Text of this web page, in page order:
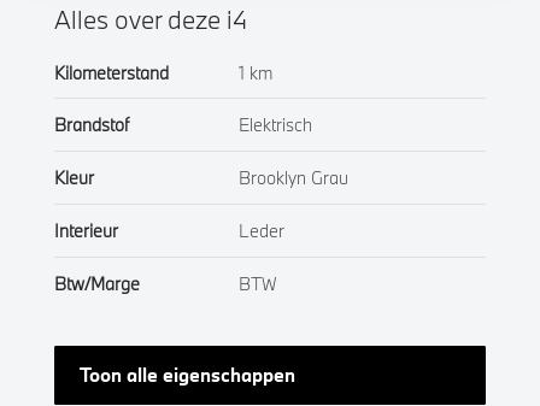
Alles over deze i4
Kilometerstand 1 km
Brandstof Elektrisch
Kleur Brooklyn Grau
Interieur Leder
Btw/Marge BTW
Toon alle eigenschappen